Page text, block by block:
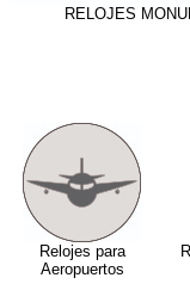
RELOJES
Relojes para
Aeropuertos